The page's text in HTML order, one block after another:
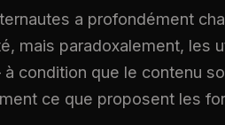
a profondément
mais paradoxalement, les
condition que le contenu
ce que proposent les